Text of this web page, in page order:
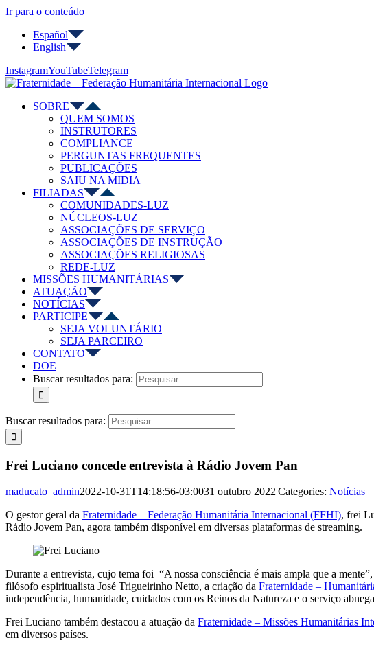
Ir para o conteúdo
Español
English
InstagramYouTubeTelegram
SOBRE
QUEM SOMOS
INSTRUTORES
COMPLIANCE
PERGUNTAS FREQUENTES
PUBLICAÇÕES
SAIU NA MIDIA
FILIADAS
COMUNIDADES-LUZ
NÚCLEOS-LUZ
ASSOCIAÇÕES DE SERVIÇO
ASSOCIAÇÕES DE INSTRUÇÃO
ASSOCIAÇÕES RELIGIOSAS
REDE-LUZ
MISSÕES HUMANITÁRIAS
ATUAÇÃO
NOTÍCIAS
PARTICIPE
SEJA VOLUNTÁRIO
SEJA PARCEIRO
CONTATO
DOE
Buscar resultados para:
Buscar resultados para:
Frei Luciano concede entrevista à Rádio Jovem Pan
maducato_admin2022-10-31T14:18:56-03:0031 outubro 2022|Categories: Notícias|
O gestor geral da Fraternidade – Federação Humanitária Internacional (FFHI), frei
Rádio Jovem Pan, agora também disponível em diversas plataformas de streaming.
Durante a entrevista, cujo tema foi “A nossa consciência é mais ampla que a
filósofo espiritualista José Trigueirinho Netto, a criação da Fraternidade –
independência, humanidade, cuidados com os Reinos da Natureza e o serviço
Frei Luciano também destacou a atuação da Fraternidade – Missões Humanitárias
em diversos países.